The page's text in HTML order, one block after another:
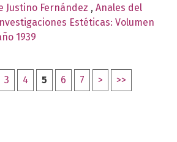
Justino Fernández , Anales del
Estéticas: Volumen
1939
3 4 5 6 7 > >>